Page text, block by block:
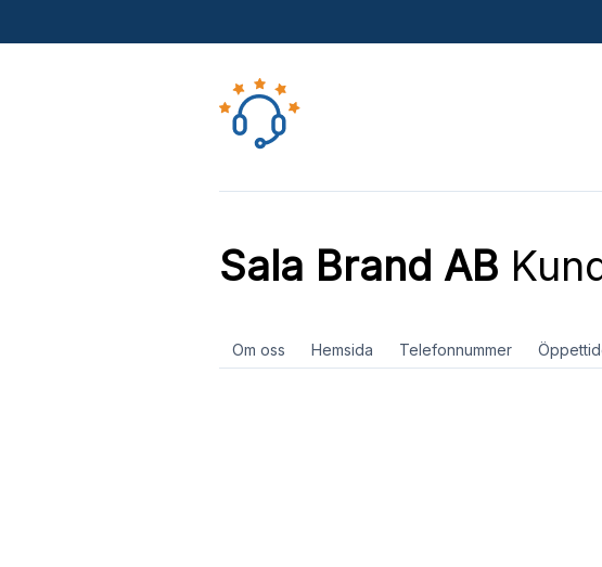
Sala Brand AB
Om oss Hemsida Telefonnummer